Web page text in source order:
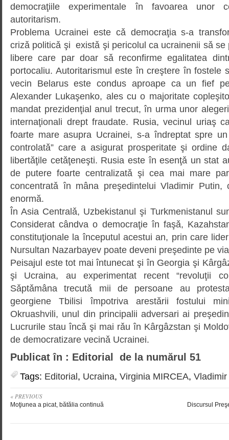
democraţiile experimentale în favoarea unor
autoritarism.
Problema Ucrainei este cǎ democraţia s-a
crizǎ politicǎ şi existǎ şi pericolul ca ucrainenii sǎ se
libere care par doar sǎ reconfirme egalitatea
portocaliu. Autoritarismul este în creştere în fostele
vecin Belarus este condus aproape ca un fief
Alexander Lukaşenko, ales cu o majoritate
mandat prezidenţial anul trecut, în urma unor
internaţionali drept fraudate. Rusia, vecinul uriaş
foarte mare asupra Ucrainei, s-a îndreptat spre
controlatǎ” care a asigurat prosperitate şi ordine
libertǎţile cetǎţeneşti. Rusia este în esenţǎ un stat
de putere foarte centralizatǎ şi cea mai mare
concentratǎ în mâna preşedintelui Vladimir Putin,
enormă.
În Asia Centralǎ, Uzbekistanul şi Turkmenistanul
Considerat cândva o democraţie în faşǎ,
constituţionale la începutul acestui an, prin care
Nursultan Nazarbayev poate deveni preşedinte pe
Peisajul este tot mai întunecat şi în Georgia şi
şi Ucraina, au experimentat recent “revoluţii
Sǎptǎmâna trecutǎ mii de persoane au
georgiene Tbilisi împotriva arestǎrii fostului
Okruashvili, unul din principalii adversari ai
Lucrurile stau încǎ şi mai rǎu în Kârgâzstan şi
de democratizare vecinǎ Ucrainei.
Publicat în : Editorial de la numărul 51
Tags: Editorial, Ucraina, Virginia MIRCEA,
« PREVIOUS
Moţiunea a picat, bătălia continuă Discursul